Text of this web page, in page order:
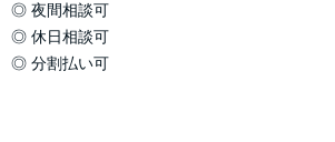
◎ 夜間相談可
◎ 休日相談可
◎ 分割払い可